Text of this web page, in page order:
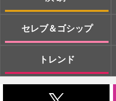
セレブ＆ゴシップ
トレンド